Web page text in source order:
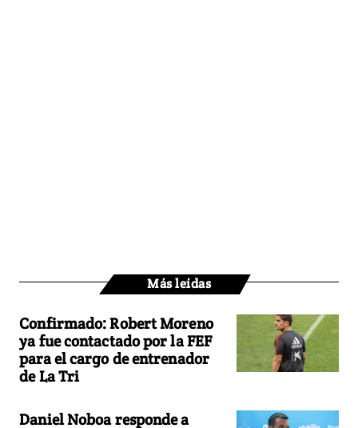
Más leídas
Confirmado: Robert Moreno
ya fue contactado por la FEF
para el cargo de entrenador
de La Tri
Daniel Noboa responde a